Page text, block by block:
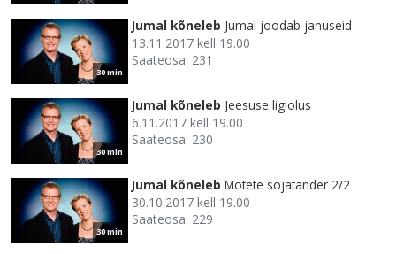
30 min
Jumal kõneleb Jumal joodab januseid
13.11.2017 kell 19.00
Saateosa: 231
30 min
Jumal kõneleb Jeesuse ligiolus
6.11.2017 kell 19.00
Saateosa: 230
30 min
Jumal kõneleb Mõtete sõjatander 2/2
30.10.2017 kell 19.00
Saateosa: 229